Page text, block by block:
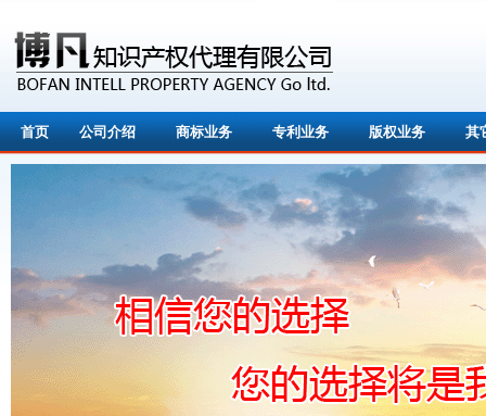
首页 公司介绍 商标业务 专利业务 版权业务 其